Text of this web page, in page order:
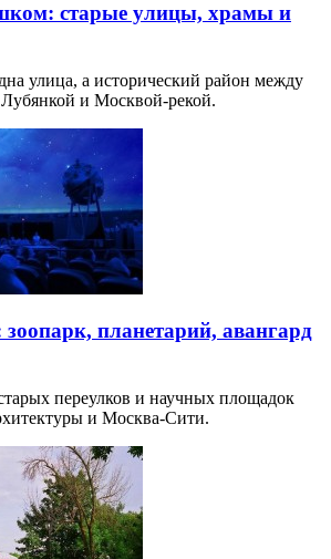
старые улицы, храмы и
улица, а исторический район между
и Москвой-рекой.
планетарий, авангард
переулков и научных площадок
и Москва-Сити.